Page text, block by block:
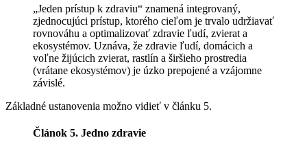
„Jeden prístup k zdraviu“ znamená integrovaný,
zjednocujúci prístup, ktorého cieľom je trvalo udržiavať
rovnováhu a optimalizovať zdravie ľudí, zvierat a
ekosystémov. Uznáva, že zdravie ľudí, domácich a
voľne žijúcich zvierat, rastlín a širšieho prostredia
(vrátane ekosystémov) je úzko prepojené a vzájomne
závislé.
Základné ustanovenia možno vidieť v článku 5.
Článok 5. Jedno zdravie